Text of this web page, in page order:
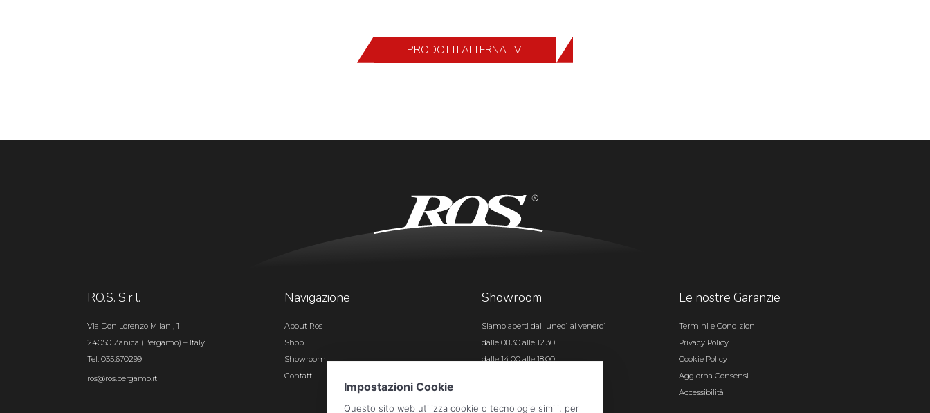
PRODOTTI ALTERNATIVI
RO.S. S.r.l.
Via Don Lorenzo Milani, 1
24050 Zanica (Bergamo) – Italy
Tel. 035.670299
ros@ros.bergamo.it
Navigazione
About Ros
Shop
Showroom
Contatti
Showroom
Siamo aperti dal lunedì al venerdì
dalle 08.30 alle 12.30
dalle 14.00 alle 18.00
Le nostre Garanzie
Termini e Condizioni
Privacy Policy
Cookie Policy
Aggiorna Consensi
Accessibilità